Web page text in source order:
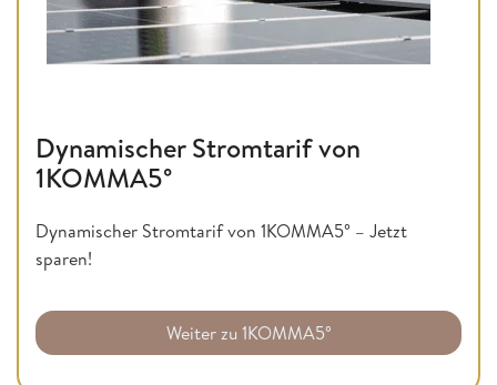
Dynamischer Stromtarif von
1KOMMA5°
Dynamischer Stromtarif von 1KOMMA5° – Jetzt
sparen!
Weiter zu 1KOMMA5°